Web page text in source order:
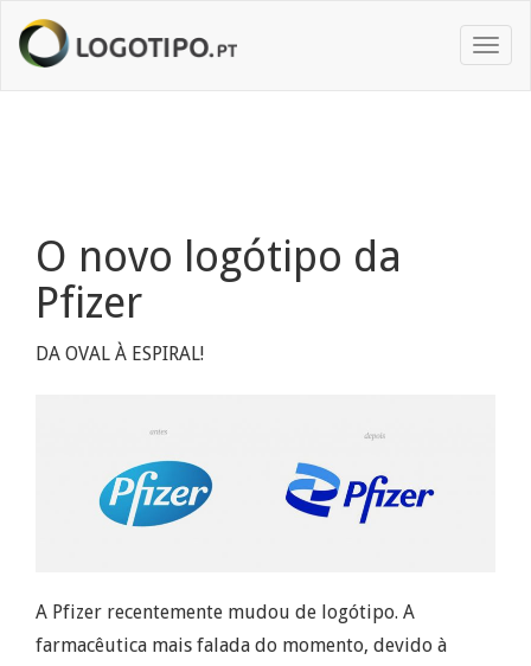
O novo logótipo da
Pfizer
DA OVAL À ESPIRAL!
A Pfizer recentemente mudou de logótipo. A
farmacêutica mais falada do momento, devido à